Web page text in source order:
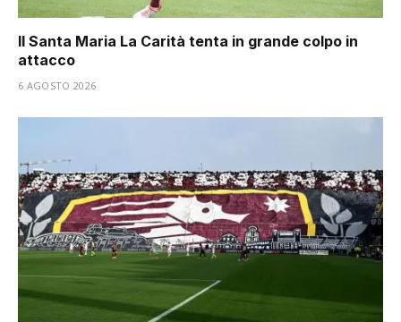
Il Santa Maria La Carità tenta in grande colpo in
attacco
6 AGOSTO 2026